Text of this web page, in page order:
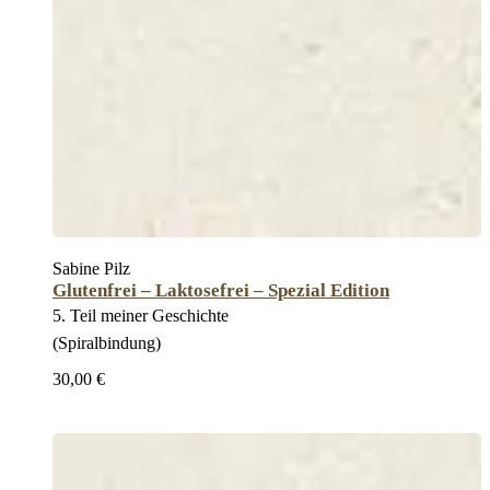
Sabine Pilz
Glutenfrei – Laktosefrei – Spezial Edition
5. Teil meiner Geschichte
(Spiralbindung)
30,00 €